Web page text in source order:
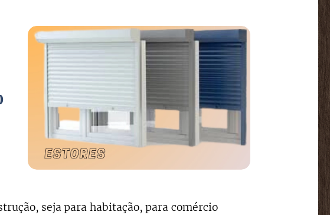
seja para habitação, para comércio